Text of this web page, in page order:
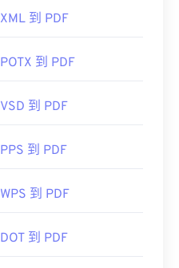
XML 到 PDF
POTX 到 PDF
VSD 到 PDF
PPS 到 PDF
WPS 到 PDF
DOT 到 PDF